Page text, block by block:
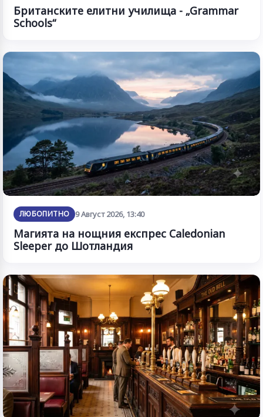
Британските елитни училища - „Grammar
Schools“
ЛЮБОПИТНО 9 Август 2026, 13:40
Магията на нощния експрес Caledonian
Sleeper до Шотландия